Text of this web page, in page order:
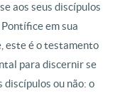
aos seus discípulos
em sua
este é o testamento
para discernir se
discípulos ou não: o